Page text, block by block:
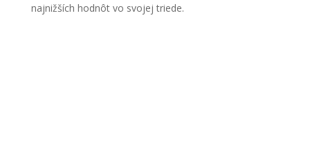
najnižších hodnôt vo svojej triede.